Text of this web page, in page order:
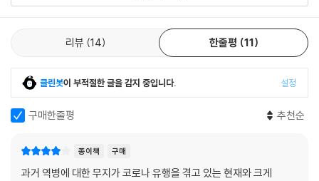
리뷰 14 한줄평 11
클린봇이 부적절한 글을 감지 중입니다. 설정
구매한줄평 추천순
종이책 구매
과거 역병에 대한 무지가 코로나 유행을 겪고 있는 현재와 크게